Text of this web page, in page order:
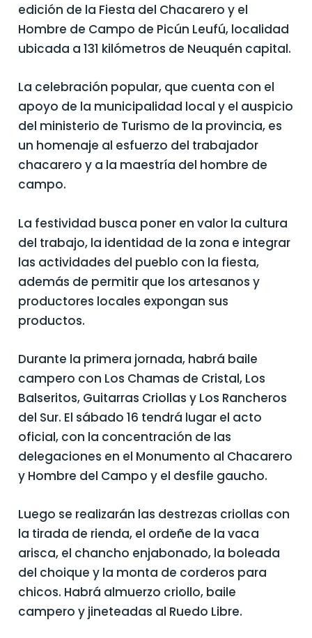
edición de la Fiesta del Chacarero y el
Hombre de Campo de Picún Leufú, localidad
ubicada a 131 kilómetros de Neuquén capital.
La celebración popular, que cuenta con el
apoyo de la municipalidad local y el auspicio
del ministerio de Turismo de la provincia, es
un homenaje al esfuerzo del trabajador
chacarero y a la maestría del hombre de
campo.
La festividad busca poner en valor la cultura
del trabajo, la identidad de la zona e integrar
las actividades del pueblo con la fiesta,
además de permitir que los artesanos y
productores locales expongan sus
productos.
Durante la primera jornada, habrá baile
campero con Los Chamas de Cristal, Los
Balseritos, Guitarras Criollas y Los Rancheros
del Sur. El sábado 16 tendrá lugar el acto
oficial, con la concentración de las
delegaciones en el Monumento al Chacarero
y Hombre del Campo y el desfile gaucho.
Luego se realizarán las destrezas criollas con
la tirada de rienda, el ordeñe de la vaca
arisca, el chancho enjabonado, la boleada
del choique y la monta de corderos para
chicos. Habrá almuerzo criollo, baile
campero y jineteadas al Ruedo Libre.